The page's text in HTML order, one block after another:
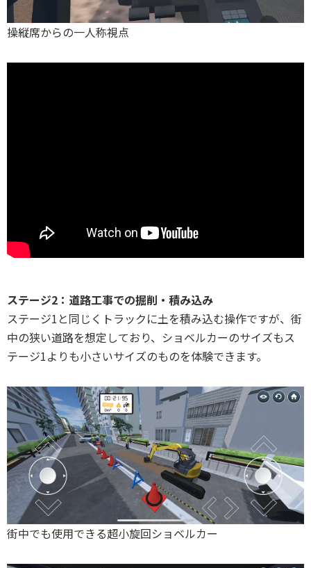
操縦席からの一人称視点
ステージ2：道路工事での掘削・積み込み
ステージ1と同じくトラックに土を積み込む操作ですが、街
中の狭い道路を想定しており、ショベルカーのサイズもス
テージ1よりも小さいサイズのものを体験できます。
街中でも使用できる超小旋回ショベルカー